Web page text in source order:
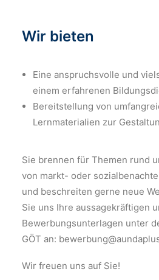
Wir bieten
Eine anspruchsvolle und
einem erfahrenen
Bereitstellung von
Lernmaterialien zur
Sie brennen für Themen rund
von markt- oder
und beschreiten gerne neue
Sie uns Ihre aussagekräftigen
Bewerbungsunterlagen unter
GÖT an:
Wir freuen uns auf Sie!